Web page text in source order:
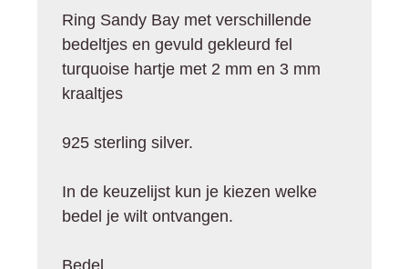
Ring Sandy Bay met verschillende
bedeltjes en gevuld gekleurd fel
turquoise hartje met 2 mm en 3 mm
kraaltjes
925 sterling silver.
In de keuzelijst kun je kiezen welke
bedel je wilt ontvangen.
Bedel